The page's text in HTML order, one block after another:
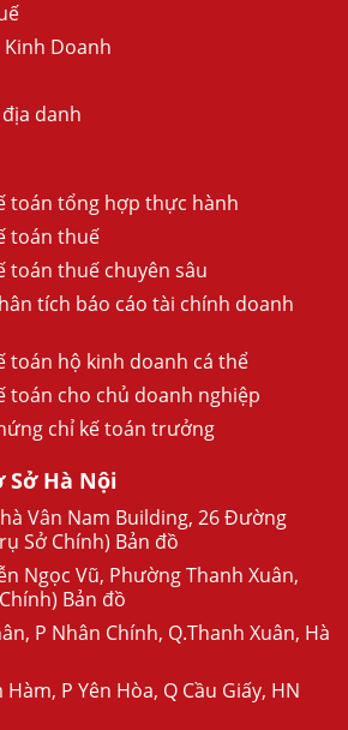
Kinh Doanh
danh
toán tổng hợp thực hành
toán thuế
toán thuế chuyên sâu
tích báo cáo tài chính doanh
toán hộ kinh doanh cá thể
toán cho chủ doanh nghiệp
chỉ kế toán trưởng
Sở Hà Nội
Vân Nam Building, 26 Đường
Sở Chính) Bản đồ
Ngọc Vũ, Phường Thanh Xuân,
Bản đồ
P Nhân Chính, Q.Thanh Xuân, Hà
P Yên Hòa, Q Cầu Giấy, HN